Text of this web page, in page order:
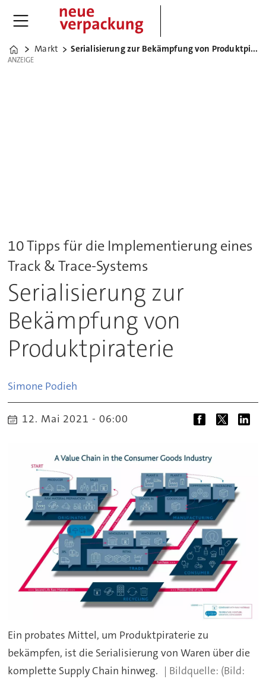
Home
Markt Serialisierung zur Bekämpfung von Produktpiraterie
ANZEIGE
ANZEIGE
10 Tipps für die Implementierung eines
Track & Trace-Systems
Serialisierung zur
Bekämpfung von
Produktpiraterie
Simone Podieh
12. Mai 2021 - 06:00
Ein probates Mittel, um Produktpiraterie zu
bekämpfen, ist die Serialisierung von Waren über die
komplette Supply Chain hinweg.
(Bild: